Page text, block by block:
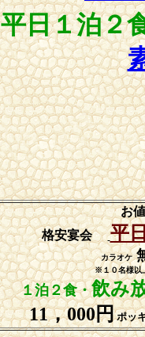
平日１泊２
お
格安宴会
平
カラオケ
※１０名様以
１泊２食・飲み
11，000円ポッ